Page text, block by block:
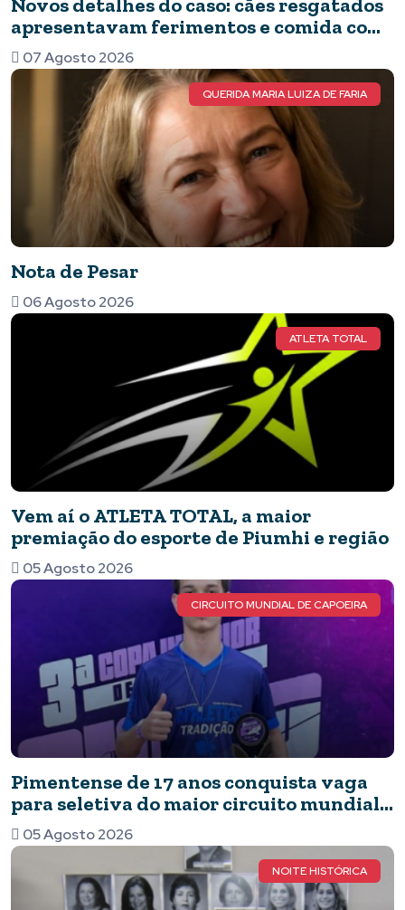
Novos detalhes do caso: cães resgatados
apresentavam ferimentos e comida com
barata
07 Agosto 2026
QUERIDA MARIA LUIZA DE FARIA
Nota de Pesar
06 Agosto 2026
ATLETA TOTAL
Vem aí o ATLETA TOTAL, a maior
premiação do esporte de Piumhi e região
05 Agosto 2026
CIRCUITO MUNDIAL DE CAPOEIRA
Pimentense de 17 anos conquista vaga
para seletiva do maior circuito mundial
de capoeira após brilhar em competição
nacional
05 Agosto 2026
NOITE HISTÓRICA